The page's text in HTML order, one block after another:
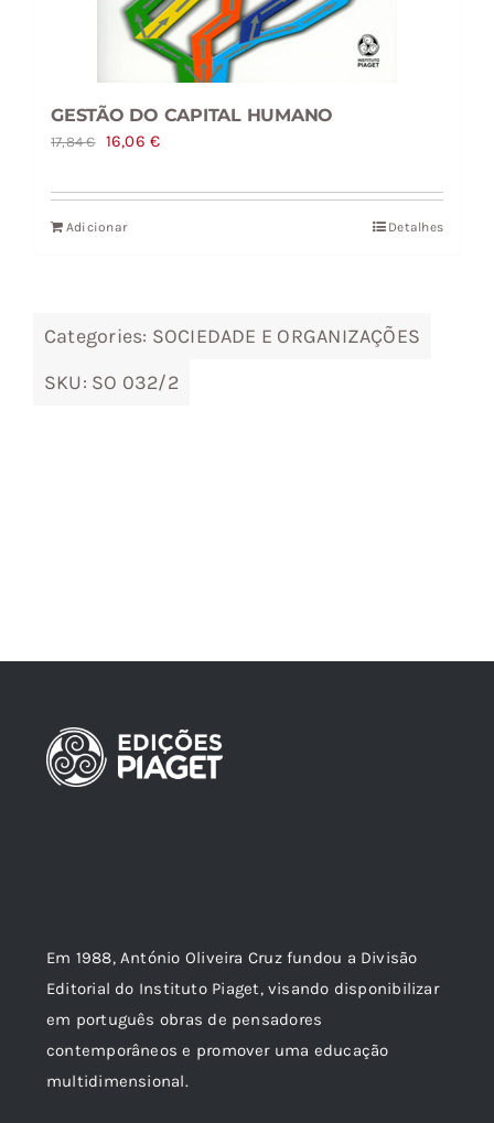
GESTÃO DO CAPITAL HUMANO
17,84€
O
original
era:
16,06€O
atual
Adicionar Detalhes
Categories: SOCIEDADE E ORGANIZAÇÕES
SKU: SO 032/2
Em 1988, António Oliveira Cruz fundou a Divisão
Editorial do Instituto Piaget, visando disponibilizar
em português obras de pensadores
contemporâneos e promover uma educação
multidimensional.